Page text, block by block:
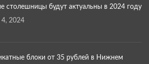
столешницы будут актуальны в 2024 году
2024
блоки от 35 рублей в Нижнем